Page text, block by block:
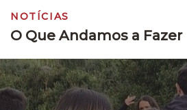
NOTÍCIAS
O Que Andamos a Fazer